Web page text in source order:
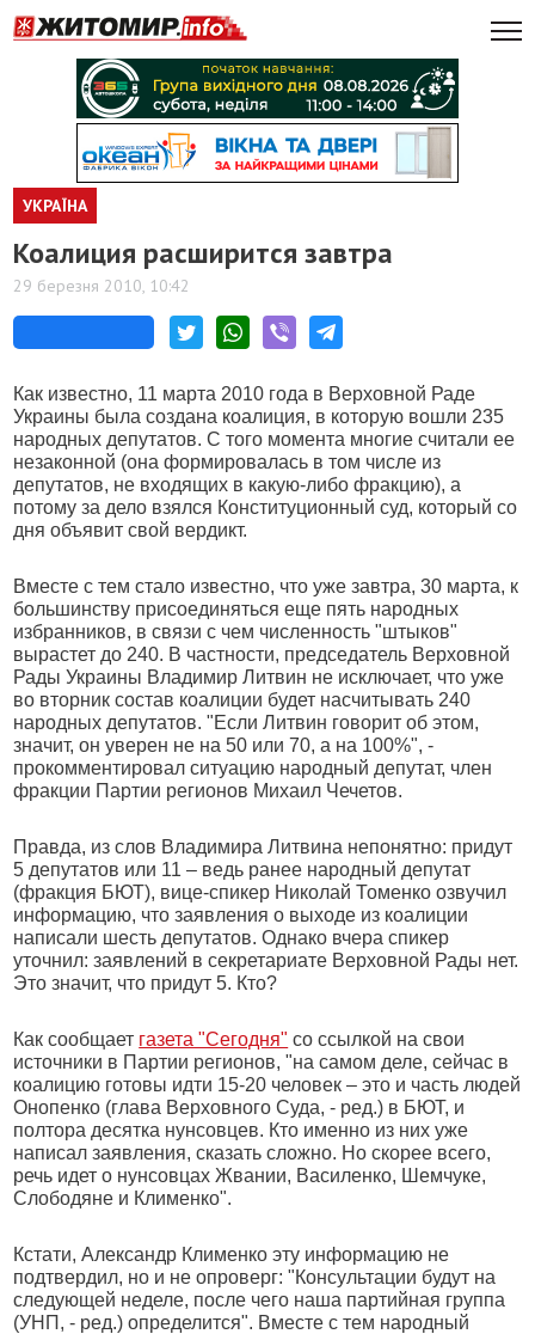
УКРАЇНА
Коалиция расширится завтра
29 березня 2010, 10:42
Как известно, 11 марта 2010 года в Верховной Раде
Украины была создана коалиция, в которую вошли 235
народных депутатов. С того момента многие считали ее
незаконной (она формировалась в том числе из
депутатов, не входящих в какую-либо фракцию), а
потому за дело взялся Конституционный суд, который со
дня объявит свой вердикт.
Вместе с тем стало известно, что уже завтра, 30 марта, к
большинству присоединяться еще пять народных
избранников, в связи с чем численность "штыков"
вырастет до 240. В частности, председатель Верховной
Рады Украины Владимир Литвин не исключает, что уже
во вторник состав коалиции будет насчитывать 240
народных депутатов. "Если Литвин говорит об этом,
значит, он уверен не на 50 или 70, а на 100%", -
прокомментировал ситуацию народный депутат, член
фракции Партии регионов Михаил Чечетов.
Правда, из слов Владимира Литвина непонятно: придут
5 депутатов или 11 – ведь ранее народный депутат
(фракция БЮТ), вице-спикер Николай Томенко озвучил
информацию, что заявления о выходе из коалиции
написали шесть депутатов. Однако вчера спикер
уточнил: заявлений в секретариате Верховной Рады нет.
Это значит, что придут 5. Кто?
Как сообщает газета "Сегодня" со ссылкой на свои
источники в Партии регионов, "на самом деле, сейчас в
коалицию готовы идти 15-20 человек – это и часть людей
Онопенко (глава Верховного Суда, - ред.) в БЮТ, и
полтора десятка нунсовцев. Кто именно из них уже
написал заявления, сказать сложно. Но скорее всего,
речь идет о нунсовцах Жвании, Василенко, Шемчуке,
Слободяне и Клименко".
Кстати, Александр Клименко эту информацию не
подтвердил, но и не опроверг: "Консультации будут на
следующей неделе, после чего наша партийная группа
(УНП, - ред.) определится". Вместе с тем народный